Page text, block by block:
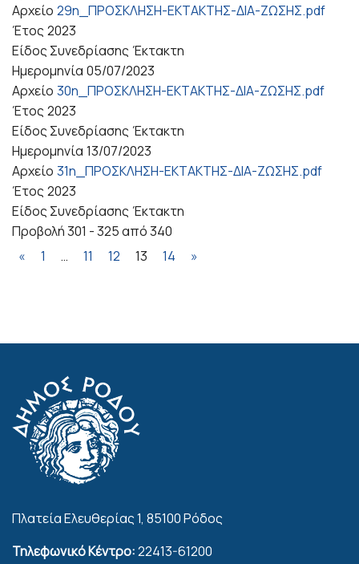
Αρχείο 29η_ΠΡΟΣΚΛΗΣΗ-ΕΚΤΑΚΤΗΣ-ΔΙΑ-ΖΩΣΗΣ.pdf
Έτος 2023
Είδος Συνεδρίασης Έκτακτη
Ημερομηνία 05/07/2023
Αρχείο 30η_ΠΡΟΣΚΛΗΣΗ-ΕΚΤΑΚΤΗΣ-ΔΙΑ-ΖΩΣΗΣ.pdf
Έτος 2023
Είδος Συνεδρίασης Έκτακτη
Ημερομηνία 13/07/2023
Αρχείο 31η_ΠΡΟΣΚΛΗΣΗ-ΕΚΤΑΚΤΗΣ-ΔΙΑ-ΖΩΣΗΣ.pdf
Έτος 2023
Είδος Συνεδρίασης Έκτακτη
Προβολή 301 - 325 από 340
«
1 … 11 12 13 14 »
Πλατεία Ελευθερίας 1, 85100 Ρόδος
Τηλεφωνικό Κέντρο:22413-61200